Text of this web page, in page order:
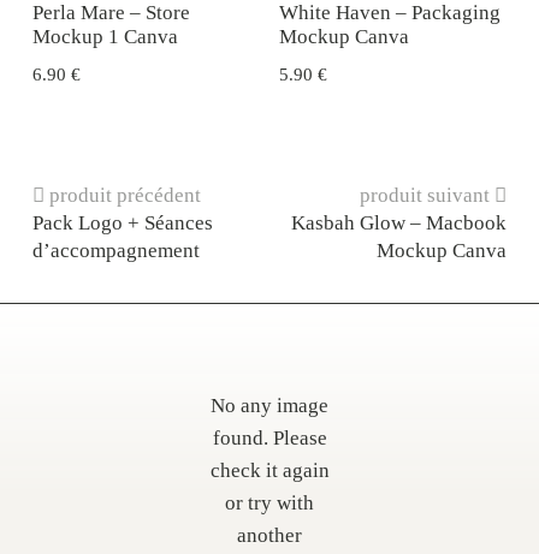
Perla Mare – Store
Mockup 1 Canva
6.90€
White Haven – Packaging
Mockup Canva
5.90 €
produit précédent
Pack Logo + Séances
d’accompagnement
produit suivant
Kasbah Glow – Macbook
Mockup Canva
No any image
found. Please
check it again
or try with
another